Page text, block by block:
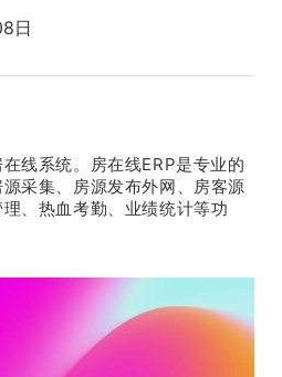
日
线系统。房在线ERP是专业的
采集、房源发布外网、房客源
、热血考勤、业绩统计等功